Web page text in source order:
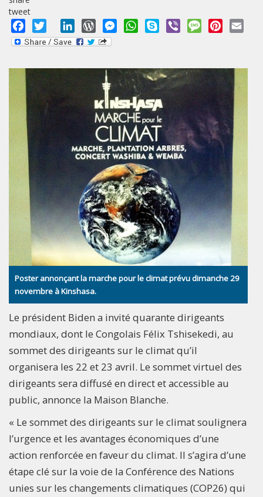
tweet
Facebook
Twitter LinkedInWordPressMessengerWhatsApp
Skype Viber MessagePinterest
Poster annonçant la marche pour le climat prévu dimanche 29
novembre à Kinshasa.
Le président Biden a invité quarante dirigeants
mondiaux, dont le Congolais Félix Tshisekedi, au
sommet des dirigeants sur le climat qu’il
organisera les 22 et 23 avril. Le sommet virtuel des
dirigeants sera diffusé en direct et accessible au
public, annonce la Maison Blanche.
« Le sommet des dirigeants sur le climat soulignera
l’urgence et les avantages économiques d’une
action renforcée en faveur du climat. Il s’agira d’une
étape clé sur la voie de la Conférence des Nations
unies sur les changements climatiques (COP26) qui